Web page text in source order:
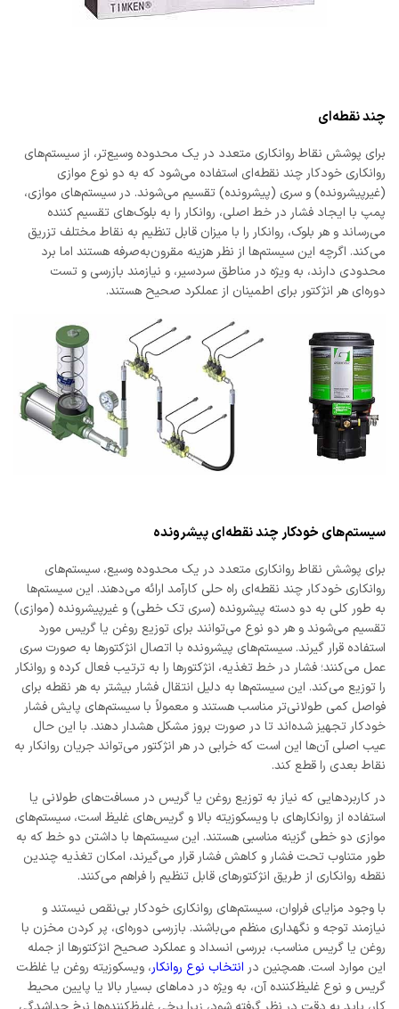
چند نقطه‌ای
برای پوشش نقاط روانکاری متعدد در یک محدوده وسیع‌تر، از سیستم‌های
روانکاری خودکار چند نقطه‌ای استفاده می‌شود که به دو نوع موازی
(غیرپیشرونده) و سری (پیشرونده) تقسیم می‌شوند. در سیستم‌های موازی،
پمپ با ایجاد فشار در خط اصلی، روانکار را به بلوک‌های تقسیم کننده
می‌رساند و هر بلوک، روانکار را با میزان قابل تنظیم به نقاط مختلف تزریق
می‌کند. اگرچه این سیستم‌ها از نظر هزینه مقرون‌به‌صرفه هستند اما برد
محدودی دارند، به ویژه در مناطق سردسیر، و نیازمند بازرسی و تست
دوره‌ای هر انژکتور برای اطمینان از عملکرد صحیح هستند.
سیستم‌های خودکار چند نقطه‌ای پیشرونده
برای پوشش نقاط روانکاری متعدد در یک محدوده وسیع، سیستم‌های
روانکاری خودکار چند نقطه‌ای راه حلی کارآمد ارائه می‌دهند. این سیستم‌ها
به طور کلی به دو دسته پیشرونده (سری تک خطی) و غیرپیشرونده (موازی)
تقسیم می‌شوند و هر دو نوع می‌توانند برای توزیع روغن یا گریس مورد
استفاده قرار گیرند. سیستم‌های پیشرونده با اتصال انژکتورها به صورت سری
عمل می‌کنند؛ فشار در خط تغذیه، انژکتورها را به ترتیب فعال کرده و روانکار
را توزیع می‌کند. این سیستم‌ها به دلیل انتقال فشار بیشتر به هر نقطه برای
فواصل کمی طولانی‌تر مناسب هستند و معمولاً با سیستم‌های پایش فشار
خودکار تجهیز شده‌اند تا در صورت بروز مشکل هشدار دهند. با این حال
عیب اصلی آن‌ها این است که خرابی در هر انژکتور می‌تواند جریان روانکار به
نقاط بعدی را قطع کند.
در کاربردهایی که نیاز به توزیع روغن یا گریس در مسافت‌های طولانی یا
استفاده از روانکارهای با ویسکوزیته بالا و گریس‌های غلیظ است، سیستم‌های
موازی دو خطی گزینه مناسبی هستند. این سیستم‌ها با داشتن دو خط که به
طور متناوب تحت فشار و کاهش فشار قرار می‌گیرند، امکان تغذیه چندین
نقطه روانکاری از طریق انژکتورهای قابل تنظیم را فراهم می‌کنند.
با وجود مزایای فراوان، سیستم‌های روانکاری خودکار بی‌نقص نیستند و
نیازمند توجه و نگهداری منظم می‌باشند. بازرسی دوره‌ای، پر کردن مخزن با
روغن یا گریس مناسب، بررسی انسداد و عملکرد صحیح انژکتورها از جمله
این موارد است. همچنین در انتخاب نوع روانکار، ویسکوزیته روغن یا غلظت
گریس و نوع غلیظ‌کننده آن، به ویژه در دماهای بسیار بالا یا پایین محیط